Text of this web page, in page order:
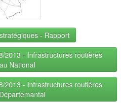
- Rapport
2013 - Infrastructures routières
National
2013 - Infrastructures routières